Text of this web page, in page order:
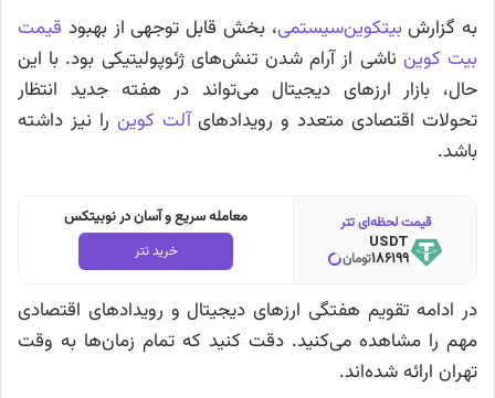
به گزارشبیتکوین‌سیستمی، بخش قابل توجهی از بهبود قیمت
بیت کوین ناشی از آرام شدن تنش‌های ژئوپولیتیکی بود. با این
حال، بازار ارزهای دیجیتال می‌تواند در هفته جدید انتظار
تحولات اقتصادی متعدد و رویدادهایآلت کوین را نیز داشته
باشد.
معامله سریع و آسان در نوبیتکس
خرید تتر
قیمت لحظه‌ای تتر
USDT
186199تومان
در ادامه تقویم هفتگی ارزهای دیجیتال و رویدادهای اقتصادی
مهم را مشاهده می‌کنید. دقت کنید که تمام زمان‌ها به وقت
تهران ارائه شده‌اند.